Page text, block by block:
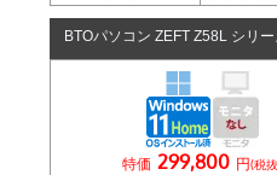
BTOパソコン ZEFT Z58L シリ
特価 299,800 円(税